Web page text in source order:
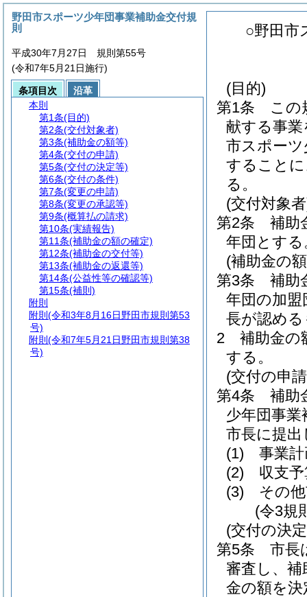
○野田市
(目的)
第1条
この
献する事
市スポーツ
すること
る。
(交付対象
第2条
補助
年団とする
(補助金の
第3条
補助
年団の加
長が認め
2
補助金の
する。
(交付の申
第4条
補助
少年団事
市長に提
(1)
事業
(2)
収支
(3)
その
(令3規
(交付の決
第5条
市長
審査し、
金の額を決
野田市スポーツ少年団事業補助金交付規
則
平成30年7月27日 規則第55号
(令和7年5月21日施行)
条項目次
沿革
本則
第1条(目的)
第2条(交付対象者)
第3条(補助金の額等)
第4条(交付の申請)
第5条(交付の決定等)
第6条(交付の条件)
第7条(変更の申請)
第8条(変更の承認等)
第9条(概算払の請求)
第10条(実績報告)
第11条(補助金の額の確定)
第12条(補助金の交付等)
第13条(補助金の返還等)
第14条(公益性等の確認等)
第15条(補則)
附則
附則 (令和3年8月16日野田市規則第53
号)
附則 (令和7年5月21日野田市規則第38
号)